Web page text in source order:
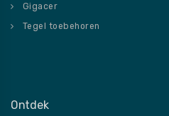
Gigacer
Tegel toebehoren
Ontdek